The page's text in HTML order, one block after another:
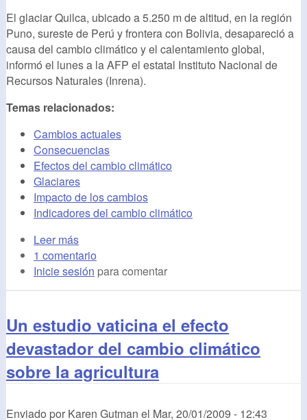
El glaciar Quilca, ubicado a 5.250 m de altitud, en la región
Puno, sureste de Perú y frontera con Bolivia, desapareció a
causa del cambio climático y el calentamiento global,
informó el lunes a la AFP el estatal Instituto Nacional de
Recursos Naturales (Inrena).
Temas relacionados:
Cambios actuales
Consecuencias
Efectos del cambio climático
Glaciares
Impacto de los cambios
Indicadores del cambio climático
Leer más
1 comentario
Inicie sesión para comentar
Un estudio vaticina el efecto
devastador del cambio climático
sobre la agricultura
Enviado por Karen Gutman el Mar, 20/01/2009 - 12:43